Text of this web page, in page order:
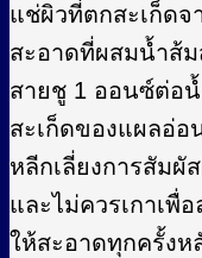
แช่ผิวที่ตกสะเก็ด
สะอาดที่ผสมน้ำส้
สายชู 1 ออนซ์ต่อ
สะเก็ดของแผลอ่อ
หลีกเลี่ยงการสัมผั
และไม่ควรเกาเพื่
ให้สะอาดทุกครั้ง